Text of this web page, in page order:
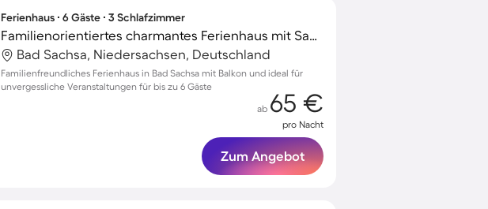
Ferienhaus ∙ 6 Gäste ∙ 3 Schlafzimmer
Familienorientiertes charmantes Ferienhaus mit Sauna
Bad Sachsa, Niedersachsen, Deutschland
Familienfreundliches Ferienhaus in Bad Sachsa mit Balkon und ideal für
unvergessliche Veranstaltungen für bis zu 6 Gäste
ab 65 €
pro Nacht
Zum Angebot